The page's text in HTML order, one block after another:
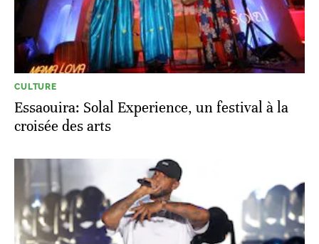
CULTURE
Essaouira: Solal Experience, un festival à la
croisée des arts